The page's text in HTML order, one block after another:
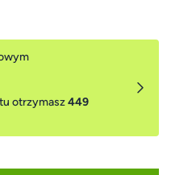
otrzymasz449